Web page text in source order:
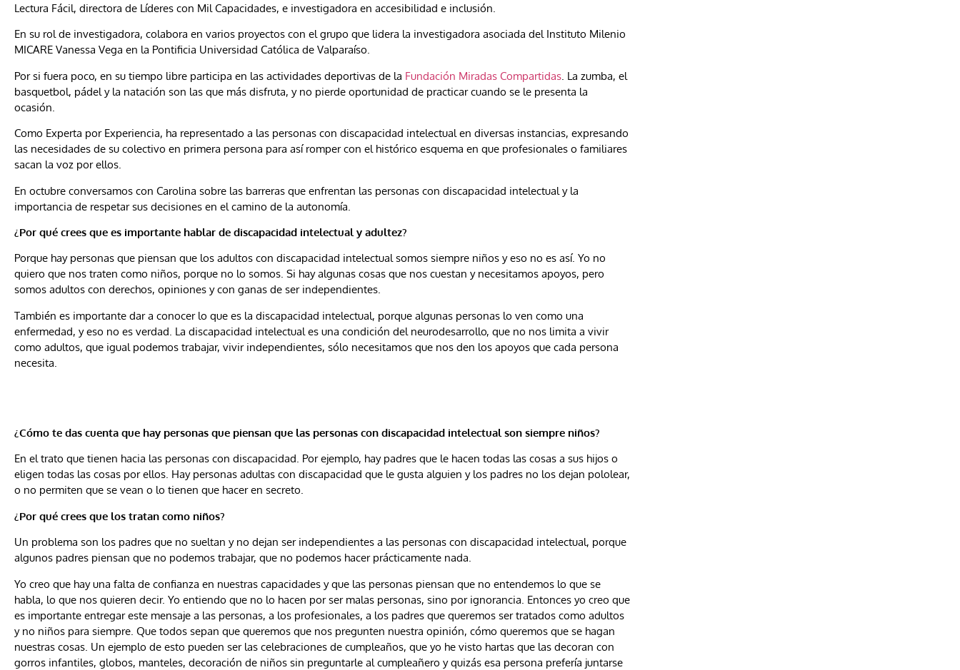
Lectura Fácil, directora de Líderes con Mil Capacidades, e investigadora en accesibilidad e inclusión.
En su rol de investigadora, colabora en varios proyectos con el grupo que lidera la investigadora asociada del Instituto Milenio
MICARE Vanessa Vega en la Pontificia Universidad Católica de Valparaíso.
Por si fuera poco, en su tiempo libre participa en las actividades deportivas de la Fundación Miradas Compartidas . La zumba, el
basquetbol, pádel y la natación son las que más disfruta, y no pierde oportunidad de practicar cuando se le presenta la
ocasión.
Como Experta por Experiencia, ha representado a las personas con discapacidad intelectual en diversas instancias, expresando
las necesidades de su colectivo en primera persona para así romper con el histórico esquema en que profesionales o familiares
sacan la voz por ellos.
En octubre conversamos con Carolina sobre las barreras que enfrentan las personas con discapacidad intelectual y la
importancia de respetar sus decisiones en el camino de la autonomía.
¿Por qué crees que es importante hablar de discapacidad intelectual y adultez?
Porque hay personas que piensan que los adultos con discapacidad intelectual somos siempre niños y eso no es así. Yo no
quiero que nos traten como niños, porque no lo somos. Si hay algunas cosas que nos cuestan y necesitamos apoyos, pero
somos adultos con derechos, opiniones y con ganas de ser independientes.
También es importante dar a conocer lo que es la discapacidad intelectual, porque algunas personas lo ven como una
enfermedad, y eso no es verdad. La discapacidad intelectual es una condición del neurodesarrollo, que no nos limita a vivir
como adultos, que igual podemos trabajar, vivir independientes, sólo necesitamos que nos den los apoyos que cada persona
necesita.
¿Cómo te das cuenta que hay personas que piensan que las personas con discapacidad intelectual son siempre niños?
En el trato que tienen hacia las personas con discapacidad. Por ejemplo, hay padres que le hacen todas las cosas a sus hijos o
eligen todas las cosas por ellos. Hay personas adultas con discapacidad que le gusta alguien y los padres no los dejan pololear,
o no permiten que se vean o lo tienen que hacer en secreto.
¿Por qué crees que los tratan como niños?
Un problema son los padres que no sueltan y no dejan ser independientes a las personas con discapacidad intelectual, porque
algunos padres piensan que no podemos trabajar, que no podemos hacer prácticamente nada.
Yo creo que hay una falta de confianza en nuestras capacidades y que las personas piensan que no entendemos lo que se
habla, lo que nos quieren decir. Yo entiendo que no lo hacen por ser malas personas, sino por ignorancia. Entonces yo creo que
es importante entregar este mensaje a las personas, a los profesionales, a los padres que queremos ser tratados como adultos
y no niños para siempre. Que todos sepan que queremos que nos pregunten nuestra opinión, cómo queremos que se hagan
nuestras cosas. Un ejemplo de esto pueden ser las celebraciones de cumpleaños, que yo he visto hartas que las decoran con
gorros infantiles, globos, manteles, decoración de niños sin preguntarle al cumpleañero y quizás esa persona prefería juntarse